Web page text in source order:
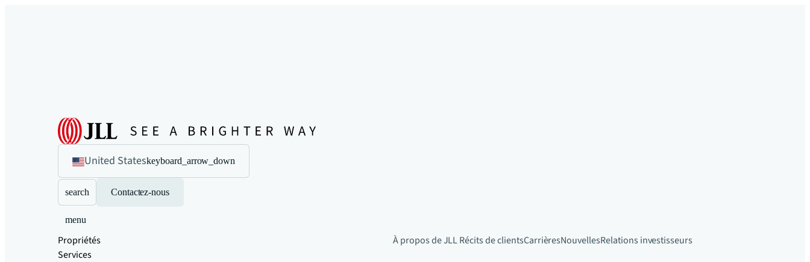
United Stateskeyboard_arrow_down
search Contactez-nous
menu
Propriétés
Services
À propos de JLLRécits de clientsCarrièresNouvellesRelations investisseurs